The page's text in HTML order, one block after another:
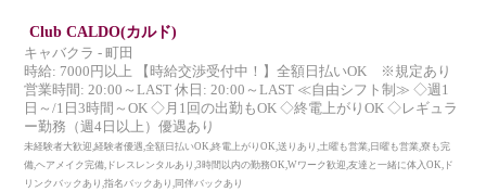
Club CALDO(カルド)
キャバクラ - 町田
時給: 7000円以上 【時給交渉受付中！】全額日払いOK ※規定あり
営業時間: 20:00～LAST 休日: 20:00～LAST ≪自由シフト制≫ ◇週1
日～/1日3時間～OK ◇月1回の出勤もOK ◇終電上がりOK ◇レギュラ
ー勤務（週4日以上）優遇あり
未経験者大歓迎,経験者優遇,全額日払いOK,終電上がりOK,送りあり,土曜も営業,日曜も営業,寮も完
備,ヘアメイク完備,ドレスレンタルあり,3時間以内の勤務OK,Wワーク歓迎,友達と一緒に体入OK,ド
リンクバックあり,指名バックあり,同伴バックあり